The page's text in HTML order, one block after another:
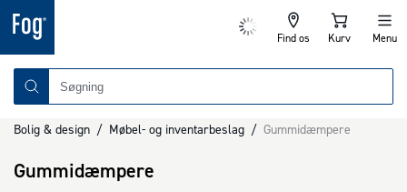
Find os Kurv Menu
Bolig & design / Møbel- og inventarbeslag / Gummidæmpere
Gummidæmpere